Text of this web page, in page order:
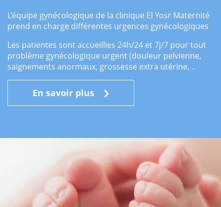
L’équipe gynécologique de la clinique El Yosr Maternité
prend en charge différentes urgences gynécologiques
Les patientes sont accueillies 24h/24 et 7j/7 pour tout
problème gynécologique urgent (douleur pelvienne,
saignements anormaux, grossesse extra utérine, ..
En savoir plus